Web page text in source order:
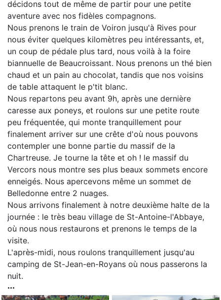
décidons tout de même de partir pour une petite
aventure avec nos fidèles compagnons.
Nous prenons le train de Voiron jusqu'à Rives pour
nous éviter quelques kilomètres peu intéressants, et,
un coup de pédale plus tard, nous voilà à la foire
biannuelle de Beaucroissant. Nous prenons un thé bien
chaud et un pain au chocolat, tandis que nos voisins
de table attaquent le p'tit blanc.
Nous repartons peu avant 9h, après une dernière
caresse aux poneys, et roulons sur une petite route
peu fréquentée, qui monte tranquillement pour
finalement arriver sur une crête d'où nous pouvons
contempler une bonne partie du massif de la
Chartreuse. Je tourne la tête et oh ! le massif du
Vercors nous montre ses plus beaux sommets encore
enneigés. Nous apercevons même un sommet de
Belledonne entre 2 nuages.
Nous arrivons finalement à notre deuxième halte de la
journée : le très beau village de St-Antoine-l'Abbaye,
où nous nous restaurons et prenons le temps de la
visite.
L'après-midi, nous roulons tranquillement jusqu'au
camping de St-Jean-en-Royans où nous passerons la
nuit.